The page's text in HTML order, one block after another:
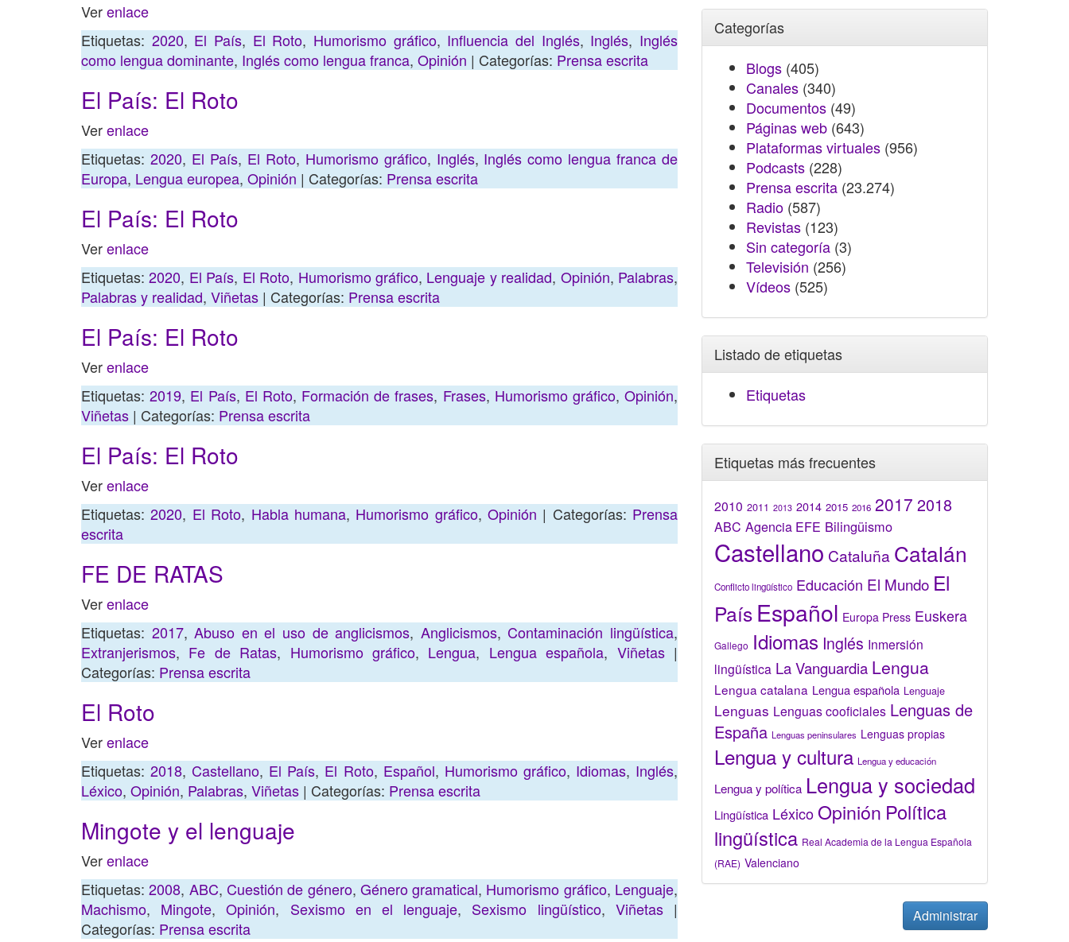
Verenlace
Etiquetas: 2020, El País, El Roto, Humorismo gráfico, Influencia del Inglés, Inglés, Inglés
como lengua dominante, Inglés como lengua franca, Opinión | Categorías: Prensa escrita
El País: El Roto
Verenlace
Etiquetas: 2020, El País, El Roto, Humorismo gráfico, Inglés, Inglés como lengua franca de
Europa, Lengua europea, Opinión | Categorías: Prensa escrita
El País: El Roto
Verenlace
Etiquetas:2020, El País, El Roto, Humorismo gráfico, Lenguaje y realidad, Opinión, Palabras,
Palabras y realidad, Viñetas | Categorías: Prensa escrita
El País: El Roto
Verenlace
Etiquetas:2019, El País, El Roto, Formación de frases, Frases, Humorismo gráfico,Opinión,
Viñetas | Categorías: Prensa escrita
El País: El Roto
Verenlace
Etiquetas:2020, El Roto, Habla humana, Humorismo gráfico, Opinión | Categorías: Prensa
escrita
FE DE RATAS
Verenlace
Etiquetas: 2017,Abuso en el uso de anglicismos, Anglicismos,Contaminación lingüística,
Extranjerismos, Fe de Ratas, Humorismo gráfico, Lengua, Lengua española, Viñetas|
Categorías: Prensa escrita
El Roto
Verenlace
Etiquetas:2018,Castellano, El País, El Roto, Español, Humorismo gráfico, Idiomas, Inglés,
Léxico, Opinión, Palabras, Viñetas | Categorías: Prensa escrita
Mingote y el lenguaje
Verenlace
Etiquetas:2008, ABC, Cuestión de género, Género gramatical, Humorismo gráfico, Lenguaje,
Machismo, Mingote,Opinión, Sexismo en el lenguaje, Sexismo lingüístico, Viñetas|
Categorías: Prensa escrita
Categorías
Blogs (405)
Canales (340)
Documentos (49)
Páginas web (643)
Plataformas virtuales (956)
Podcasts (228)
Prensa escrita (23.274)
Radio (587)
Revistas (123)
Sin categoría (3)
Televisión (256)
Vídeos (525)
Listado de etiquetas
Etiquetas
Etiquetas más frecuentes
2010 2011 2013 2014 2015 2016 2017 2018
ABC Agencia EFE Bilingüismo
Castellano Cataluña Catalán
Conflicto lingüístico Educación El Mundo El
País Español Europa Press Euskera
Gallego Idiomas Inglés Inmersión
lingüística La Vanguardia Lengua
Lengua catalana Lengua española Lenguaje
Lenguas Lenguas cooficiales Lenguas de
España Lenguas peninsulares Lenguas propias
Lengua y cultura Lengua y educación
Lengua y política Lengua y sociedad
Lingüística LéxicoOpinión Política
lingüística Real Academia de la Lengua Española
(RAE) Valenciano
Administrar